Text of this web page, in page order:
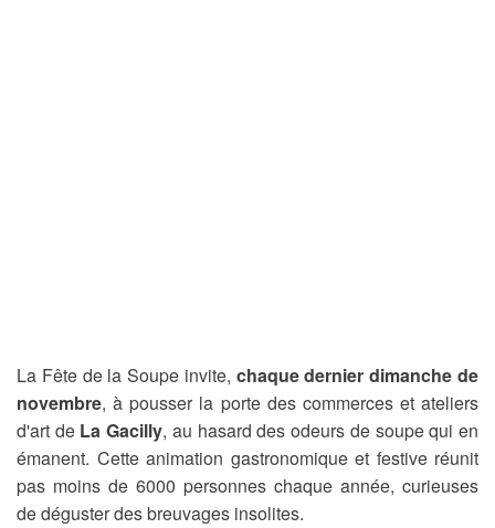
La Fête de la Soupe invite, chaque dernier dimanche de
novembre, à pousser la porte des commerces et ateliers
d'art de La Gacilly, au hasard des odeurs de soupe qui en
émanent. Cette animation gastronomique et festive réunit
pas moins de 6000 personnes chaque année, curieuses
de déguster des breuvages insolites.